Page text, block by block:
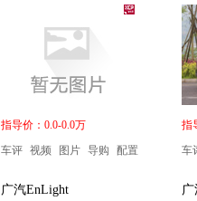
指导价：0.0-0.0万
车评 视频 图片 导购 配置
指
车
广汽EnLight 广